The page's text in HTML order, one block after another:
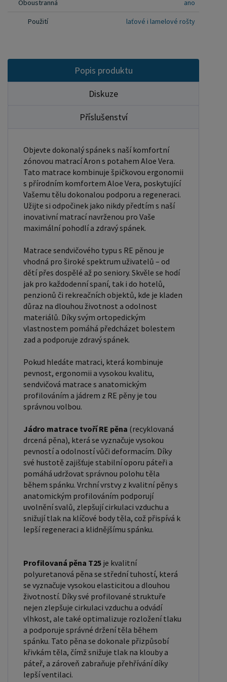
regeneraci a klidnějšímu spánku. Profilovaná pěna
dlouhou životností. Díky své profilované struktuře
nejen zlepšuje cirkulaci vzduchu a odvádí vlhkost,
ale také optimalizuje rozložení tlaku a podporuje
dokonale přizpůsobí křivkám těla, čímž snižuje
přehřívání díky lepší ventilaci. Díky svým
vlastnostem je profilovaná pěna T25 ideální
volbou pro výrobu matrací, topperů a
ortopedických podložek. Používá se jak v
domácnostech, tak v ubytovacích zařízeních, kde
je potřeba kombinace pohodlí, hygieny a
odolnosti. Pokud hledáte materiál, který zajišťuje
zdravý a kvalitní spánek, profilovaná pěna T25 je
skvělou volbou. RE pěna (recyklovaná drcená
pěna) je vysoce odolný a ekologický materiál,
který vzniká spojením a slisováním drcených
zbytků polyuretanových pěn. Díky této technologii
získává RE pěna vynikající pevnost, dlouhou
životnost a optimální tuhost, což ji činí ideální
volbou pro matrace, čalounění, sedáky, podložky
materiál se vyznačuje vysokou nosností a
odolností vůči deformacím, což zajišťuje stabilní
oporu těla během spánku nebo sezení. Díky své
hustotě a pevnosti je RE pěna skvělým jádrem
matrací, kde poskytuje pevnou základnu, která
pomáhá udržovat správnou polohu páteře.
Zároveň přispívá k udržitelnosti a snižování
odpadu díky recyklaci materiálů.
Oboustranná ano
Použití laťové i lamelové rošty
Popis produktu
Diskuze
Příslušenství
Objevte dokonalý spánek s naší komfortní
zónovou matrací Aron s potahem Aloe Vera.
Tato matrace kombinuje špičkovou ergonomii
s přírodním komfortem Aloe Vera, poskytující
Vašemu tělu dokonalou podporu a regeneraci.
Užijte si odpočinek jako nikdy předtím s naší
inovativní matrací navrženou pro Vaše
maximální pohodlí a zdravý spánek.
Matrace sendvičového typu s RE pěnou je
vhodná pro široké spektrum uživatelů – od
dětí přes dospělé až po seniory. Skvěle se hodí
jak pro každodenní spaní, tak i do hotelů,
penzionů či rekreačních objektů, kde je kladen
důraz na dlouhou životnost a odolnost
materiálů. Díky svým ortopedickým
vlastnostem pomáhá předcházet bolestem
zad a podporuje zdravý spánek.
Pokud hledáte matraci, která kombinuje
pevnost, ergonomii a vysokou kvalitu,
sendvičová matrace s anatomickým
profilováním a jádrem z RE pěny je tou
správnou volbou.
Jádro matrace tvoří RE pěna (recyklovaná
drcená pěna), která se vyznačuje vysokou
pevností a odolností vůči deformacím. Díky
své hustotě zajišťuje stabilní oporu páteři a
pomáhá udržovat správnou polohu těla
během spánku. Vrchní vrstvy z kvalitní pěny s
anatomickým profilováním podporují
uvolnění svalů, zlepšují cirkulaci vzduchu a
snižují tlak na klíčové body těla, což přispívá k
lepší regeneraci a klidnějšímu spánku.
Profilovaná pěna T25 je kvalitní
polyuretanová pěna se střední tuhostí, která
se vyznačuje vysokou elasticitou a dlouhou
životností. Díky své profilované struktuře
nejen zlepšuje cirkulaci vzduchu a odvádí
vlhkost, ale také optimalizuje rozložení tlaku
a podporuje správné držení těla během
spánku. Tato pěna se dokonale přizpůsobí
křivkám těla, čímž snižuje tlak na klouby a
páteř, a zároveň zabraňuje přehřívání díky
lepší ventilaci.